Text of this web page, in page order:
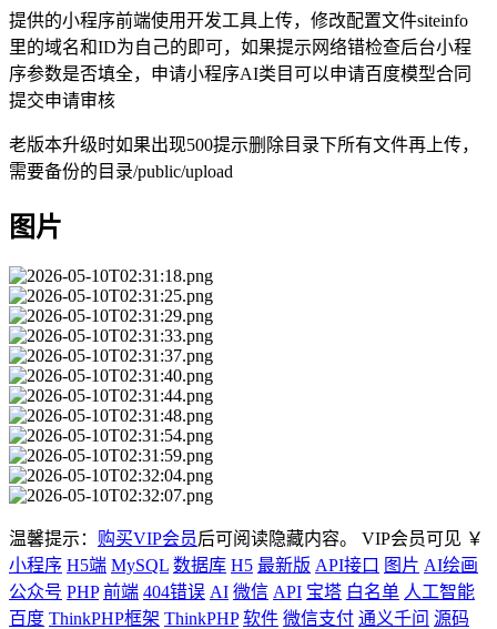
提供的小程序前端使用开发工具上传，修改配置文件siteinfo
里的域名和ID为自己的即可，如果提示网络错检查后台小程
序参数是否填全，申请小程序AI类目可以申请百度模型合同
提交申请审核
老版本升级时如果出现500提示删除目录下所有文件再上传，
需要备份的目录/public/upload
图片
温馨提示： 购买VIP会员后可阅读隐藏内容。 VIP会员可见 ￥
小程序 H5端 MySQL 数据库 H5 最新版 API接口 图片 AI绘画
公众号 PHP 前端 404错误 AI 微信 API 宝塔 白名单 人工智能
百度 ThinkPHP框架 ThinkPHP 软件 微信支付 通义千问 源码